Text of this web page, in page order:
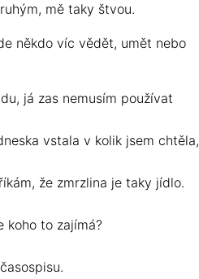
mě taky štvou.
někdo víc vědět, umět nebo
já zas nemusím používat
vstala v kolik jsem chtěla,
že zmrzlina je taky jídlo.
koho to zajímá?